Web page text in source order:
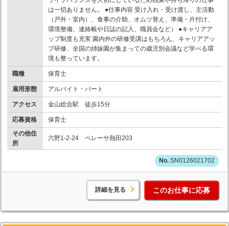
は一切ありません。 ●仕事内容 受け入れ・受け渡し、主活動
（戸外・室内）、食事の介助、オムツ替え、準備・片付け、
環境整備、連絡帳や日誌の記入、職員会など） ●キャリアア
ップ制度も充実 園内外の研修受講はもちろん、キャリアアッ
プ研修、全国の姉妹園が集まっての歳児別会議など学べる環
境も整っています。
職種 保育士
雇用形態 アルバイト・パート
アクセス 金山総合駅 徒歩15分
応募資格
保育士
その他住
所
六野1-2-24 ベレーサ熱田203
SN0126021702
詳細を見る このお仕事に応募